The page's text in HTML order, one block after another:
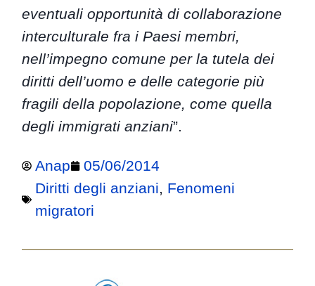
eventuali opportunità di collaborazione
interculturale fra i Paesi membri,
nell’impegno comune per la tutela dei
diritti dell’uomo e delle categorie più
fragili della popolazione, come quella
degli immigrati anziani”.
Anap
05/06/2014
Diritti degli anziani
Fenomeni
migratori